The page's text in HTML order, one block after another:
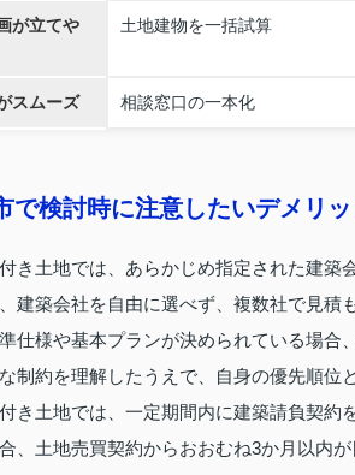
が立てや
土地建物を一括試算
スムーズ 相談窓口の一本化
で検討時に注意したいデメリ
き土地では、あらかじめ指定された建築
建築会社を自由に選べず、複数社で見積
仕様や基本プランが決められている場合
制約を理解したうえで、自身の優先順位
き土地では、一定期間内に建築請負契約
、土地売買契約からおおむね3か月以内